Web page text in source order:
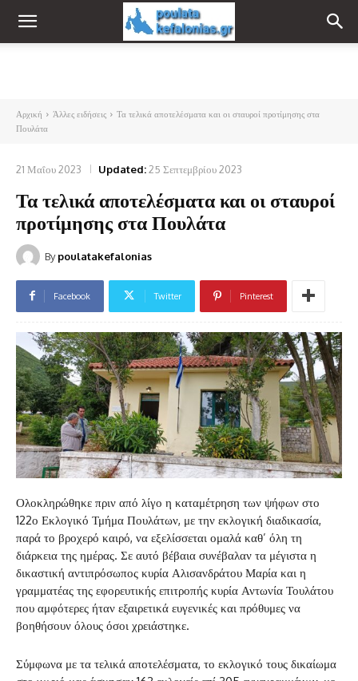
Αρχική Άλλες ειδήσεις
Τα τελικά αποτελέσματα και οι σταυροί προτίμησης στα
Πουλάτα
21 Μαΐου 2023 Updated:25 Σεπτεμβρίου 2023
Τα τελικά αποτελέσματα και οι σταυροί
προτίμησης στα Πουλάτα
By poulatakefalonias
Facebook Twitter Pinterest
Ολοκληρώθηκε πριν από λίγο η καταμέτρηση των ψήφων στο
122ο Εκλογικό Τμήμα Πουλάτων, με την εκλογική διαδικασία,
παρά το βροχερό καιρό, να εξελίσσεται ομαλά καθ’ όλη τη
διάρκεια της ημέρας. Σε αυτό βέβαια συνέβαλαν τα μέγιστα η
δικαστική αντιπρόσωπος κυρία Αλισανδράτου Μαρία και η
γραμματέας της εφορευτικής επιτροπής κυρία Αντωνία Τουλάτου
που αμφότερες ήταν εξαιρετικά ευγενικές και πρόθυμες να
βοηθήσουν όλους όσοι χρειάστηκε.
Σύμφωνα με τα τελικά αποτελέσματα, το εκλογικό τους δικαίωμα